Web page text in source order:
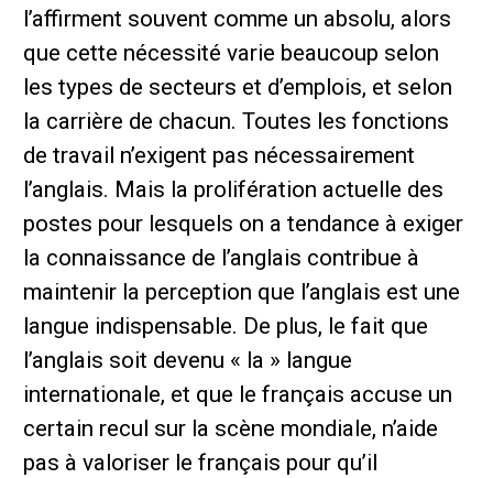
l’affirment souvent comme un absolu, alors
que cette nécessité varie beaucoup selon
les types de secteurs et d’emplois, et selon
la carrière de chacun. Toutes les fonctions
de travail n’exigent pas nécessairement
l’anglais. Mais la prolifération actuelle des
postes pour lesquels on a tendance à exiger
la connaissance de l’anglais contribue à
maintenir la perception que l’anglais est une
langue indispensable. De plus, le fait que
l’anglais soit devenu « la » langue
internationale, et que le français accuse un
certain recul sur la scène mondiale, n’aide
pas à valoriser le français pour qu’il